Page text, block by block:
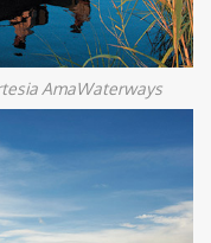
AmaWaterways